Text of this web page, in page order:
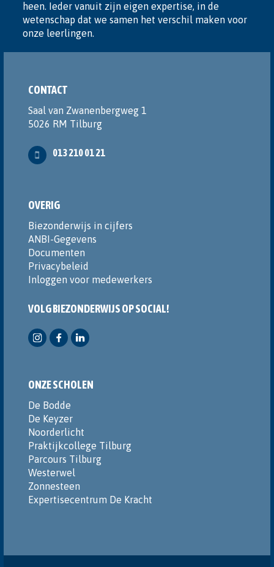
heen. Ieder vanuit zijn eigen expertise, in de
wetenschap dat we samen het verschil maken voor
onze leerlingen.
CONTACT
Saal van Zwanenbergweg 1
5026 RM Tilburg
013 210 01 21
OVERIG
Biezonderwijs in cijfers
ANBI-Gegevens
Documenten
Privacybeleid
Inloggen voor medewerkers
VOLG BIEZONDERWIJS OP SOCIAL!
ONZE SCHOLEN
De Bodde
De Keyzer
Noorderlicht
Praktijkcollege Tilburg
Parcours Tilburg
Westerwel
Zonnesteen
Expertisecentrum De Kracht